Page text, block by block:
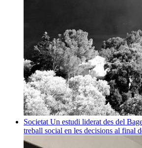
Societat Un estudi liderat des del
treball social en les decisions al final